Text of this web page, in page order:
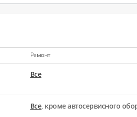
Ремонт
Все
Все, кроме автосервисного